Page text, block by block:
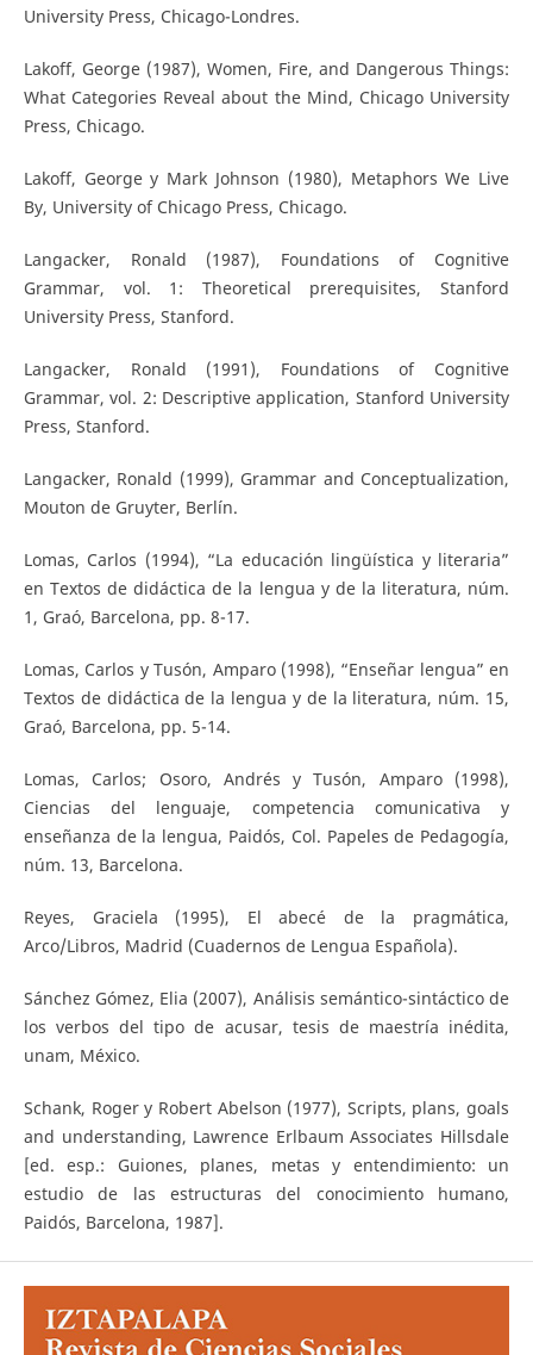
University Press, Chicago-Londres.
Lakoff, George (1987), Women, Fire, and Dangerous Things:
What Categories Reveal about the Mind, Chicago University
Press, Chicago.
Lakoff, George y Mark Johnson (1980), Metaphors We Live
By, University of Chicago Press, Chicago.
Langacker, Ronald (1987), Foundations of Cognitive
Grammar, vol. 1: Theoretical prerequisites, Stanford
University Press, Stanford.
Langacker, Ronald (1991), Foundations of Cognitive
Grammar, vol. 2: Descriptive application, Stanford University
Press, Stanford.
Langacker, Ronald (1999), Grammar and Conceptualization,
Mouton de Gruyter, Berlín.
Lomas, Carlos (1994), “La educación lingüística y literaria”
en Textos de didáctica de la lengua y de la literatura, núm.
1, Graó, Barcelona, pp. 8-17.
Lomas, Carlos y Tusón, Amparo (1998), “Enseñar lengua” en
Textos de didáctica de la lengua y de la literatura, núm. 15,
Graó, Barcelona, pp. 5-14.
Lomas, Carlos; Osoro, Andrés y Tusón, Amparo (1998),
Ciencias del lenguaje, competencia comunicativa y
enseñanza de la lengua, Paidós, Col. Papeles de Pedagogía,
núm. 13, Barcelona.
Reyes, Graciela (1995), El abecé de la pragmática,
Arco/Libros, Madrid (Cuadernos de Lengua Española).
Sánchez Gómez, Elia (2007), Análisis semántico-sintáctico de
los verbos del tipo de acusar, tesis de maestría inédita,
unam, México.
Schank, Roger y Robert Abelson (1977), Scripts, plans, goals
and understanding, Lawrence Erlbaum Associates Hillsdale
[ed. esp.: Guiones, planes, metas y entendimiento: un
estudio de las estructuras del conocimiento humano,
Paidós, Barcelona, 1987].